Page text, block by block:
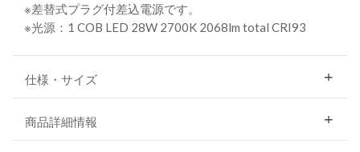
※差替式プラグ付差込電源です。
※光源：1 COB LED 28W 2700K 2068lm total CRI93
仕様・サイズ
商品詳細情報